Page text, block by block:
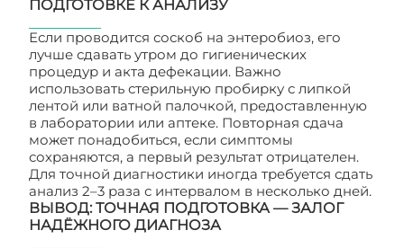
ПОДГОТОВКЕ К АНАЛИЗУ
Если проводится соскоб на энтеробиоз, его
лучше сдавать утром до гигиенических
процедур и акта дефекации. Важно
использовать стерильную пробирку с липкой
лентой или ватной палочкой, предоставленную
в лаборатории или аптеке. Повторная сдача
может понадобиться, если симптомы
сохраняются, а первый результат отрицателен.
Для точной диагностики иногда требуется сдать
анализ 2–3 раза с интервалом в несколько дней.
ВЫВОД: ТОЧНАЯ ПОДГОТОВКА — ЗАЛОГ
НАДЁЖНОГО ДИАГНОЗА